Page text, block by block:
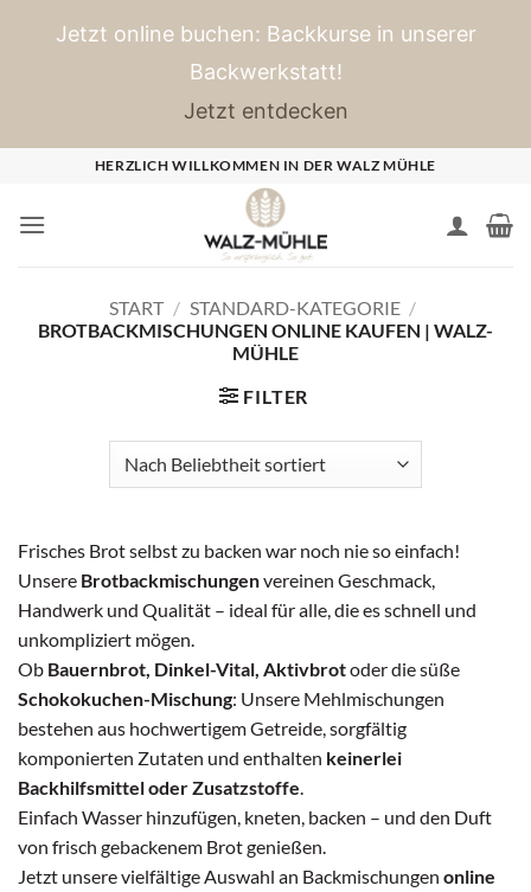
Jetzt online buchen: Backkurse in unserer
Backwerkstatt!
Jetzt entdecken
springen
HERZLICH WILLKOMMEN IN DER WALZ MÜHLE
START / STANDARD-KATEGORIE /
BROTBACKMISCHUNGEN ONLINE KAUFEN | WALZ-
MÜHLE
FILTER
Frisches Brot selbst zu backen war noch nie so einfach!
Unsere Brotbackmischungenvereinen Geschmack,
Handwerk und Qualität – ideal für alle, die es schnell und
unkompliziert mögen.
Ob Bauernbrot, Dinkel-Vital, Aktivbrotoder die süße
Schokokuchen-Mischung: Unsere Mehlmischungen
bestehen aus hochwertigem Getreide, sorgfältig
komponierten Zutaten und enthalten keinerlei
Backhilfsmittel oder Zusatzstoffe.
Einfach Wasser hinzufügen, kneten, backen – und den Duft
von frisch gebackenem Brot genießen.
Jetzt unsere vielfältige Auswahl an Backmischungen online